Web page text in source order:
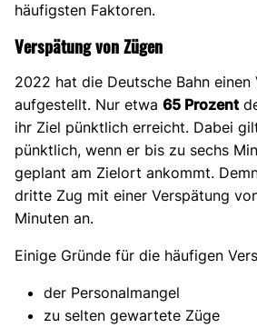
häufigsten Faktoren.
Verspätung von Zügen
2022 hat die Deutsche Bahn
aufgestellt. Nur etwa 65 Prozent
ihr Ziel pünktlich erreicht. Dabei
pünktlich, wenn er bis zu sechs
geplant am Zielort ankommt.
dritte Zug mit einer Verspätung
Minuten an.
Einige Gründe für die häufigen
der Personalmangel
zu selten gewartete Züge